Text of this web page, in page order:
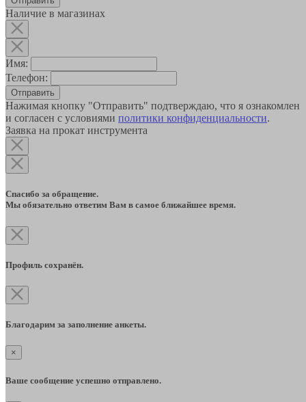
Наличие в магазинах
Имя:
Телефон:
Отправить
Нажимая кнопку "Отправить" подтверждаю, что я ознакомлен
и согласен с условиями политики конфиденциальности.
Заявка на прокат инструмента
Спасибо за обращение.
Мы обязательно ответим Вам в самое ближайшее время.
Профиль сохранён.
Благодарим за заполнение анкеты.
×
Ваше сообщение успешно отправлено.